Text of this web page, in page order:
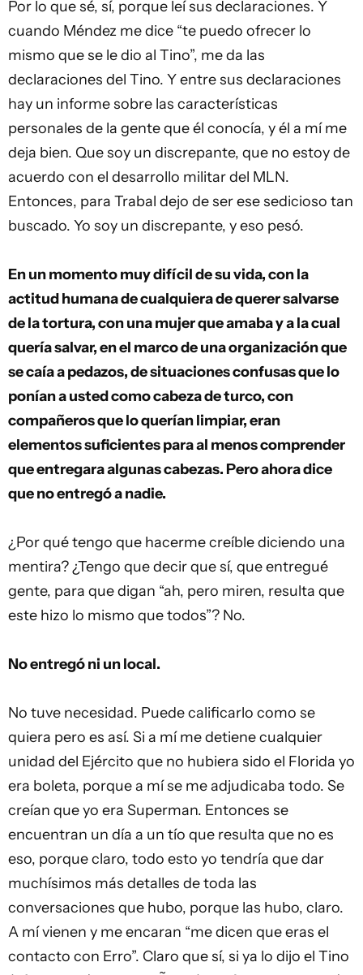
Por lo que sé, sí, porque leí sus declaraciones. Y
cuando Méndez me dice “te puedo ofrecer lo
mismo que se le dio al Tino”, me da las
declaraciones del Tino. Y entre sus declaraciones
hay un informe sobre las características
personales de la gente que él conocía, y él a mí me
deja bien. Que soy un discrepante, que no estoy de
acuerdo con el desarrollo militar del MLN.
Entonces, para Trabal dejo de ser ese sedicioso tan
buscado. Yo soy un discrepante, y eso pesó.
En un momento muy difícil de su vida, con la
actitud humana de cualquiera de querer salvarse
de la tortura, con una mujer que amaba y a la cual
quería salvar, en el marco de una organización que
se caía a pedazos, de situaciones confusas que lo
ponían a usted como cabeza de turco, con
compañeros que lo querían limpiar, eran
elementos suficientes para al menos comprender
que entregara algunas cabezas. Pero ahora dice
que no entregó a nadie.
¿Por qué tengo que hacerme creíble diciendo una
mentira? ¿Tengo que decir que sí, que entregué
gente, para que digan “ah, pero miren, resulta que
este hizo lo mismo que todos”? No.
No entregó ni un local.
No tuve necesidad. Puede calificarlo como se
quiera pero es así. Si a mí me detiene cualquier
unidad del Ejército que no hubiera sido el Florida yo
era boleta, porque a mí se me adjudicaba todo. Se
creían que yo era Superman. Entonces se
encuentran un día a un tío que resulta que no es
eso, porque claro, todo esto yo tendría que dar
muchísimos más detalles de toda las
conversaciones que hubo, porque las hubo, claro.
A mí vienen y me encaran “me dicen que eras el
contacto con Erro”. Claro que sí, si ya lo dijo el Tino